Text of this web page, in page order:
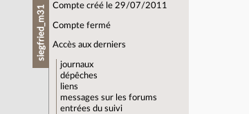
siegfried_m31 Compte créé le 29/07/2011
Compte fermé
Accès aux derniers
journaux
dépêches
liens
messages sur les forums
entrées du suivi